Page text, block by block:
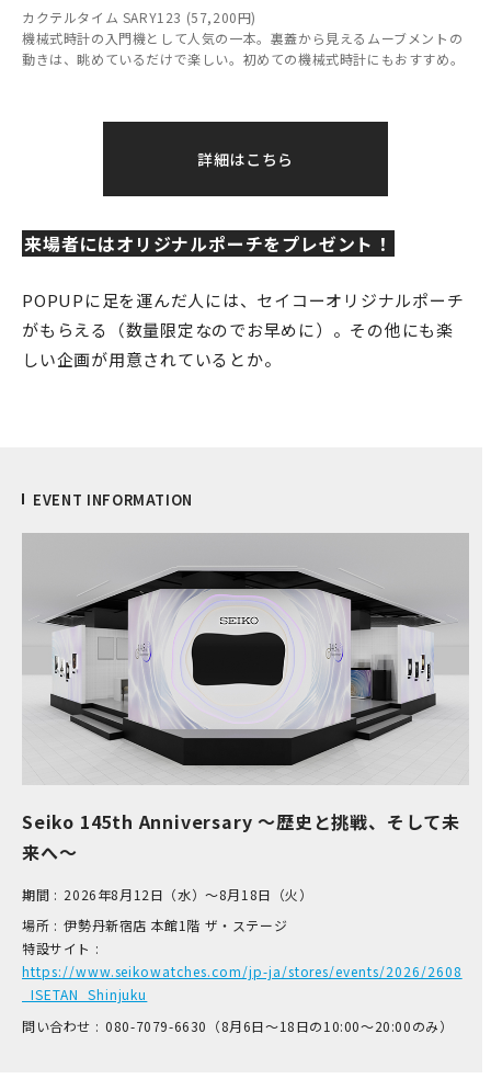
カクテルタイム SARY123 (57,200円)
機械式時計の入門機として人気の一本。裏蓋から見えるムーブメントの
動きは、眺めているだけで楽しい。初めての機械式時計にもおすすめ。
詳細はこちら
来場者にはオリジナルポーチをプレゼント！
POPUPに足を運んだ人には、セイコーオリジナルポーチ
がもらえる（数量限定なのでお早めに）。その他にも楽
しい企画が用意されているとか。
EVENT INFORMATION
Seiko 145th Anniversary ～歴史と挑戦、そして未
来へ～
期間 : 2026年8月12日（水）～8月18日（火）
場所 : 伊​勢丹新宿店 本​館1階 ザ​・ステージ
特設サイト :
https://www.seikowatches.com/jp-ja/stores/events/2026/2608
_ISETAN_Shinjuku
問い合わせ : 0​80-7​079-6​630（8月6日～18日の1​0:00～2​0:00のみ）